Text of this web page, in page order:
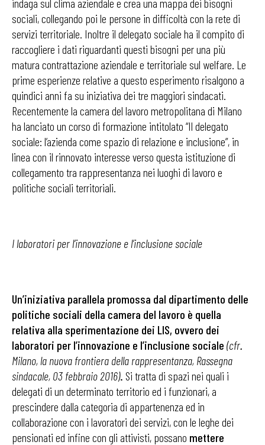
indaga sul clima aziendale e crea una mappa dei bisogni
sociali, collegando poi le persone in difficoltà con la rete di
servizi territoriale. Inoltre il delegato sociale ha il compito di
raccogliere i dati riguardanti questi bisogni per una più
matura contrattazione aziendale e territoriale sul welfare. Le
prime esperienze relative a questo esperimento risalgono a
quindici anni fa su iniziativa dei tre maggiori sindacati.
Recentemente la camera del lavoro metropolitana di Milano
ha lanciato un corso di formazione intitolato “Il delegato
sociale: l’azienda come spazio di relazione e inclusione”, in
linea con il rinnovato interesse verso questa istituzione di
collegamento tra rappresentanza nei luoghi di lavoro e
politiche sociali territoriali.
I laboratori per l’innovazione e l’inclusione sociale
Un’iniziativa parallela promossa dal dipartimento delle
politiche sociali della camera del lavoro è quella
relativa alla sperimentazione dei LIS, ovvero dei
laboratori per l’innovazione e l’inclusione sociale (cfr.
Milano, la nuova frontiera della rappresentanza, Rassegna
sindacale, 03 febbraio 2016). Si tratta di spazi nei quali i
delegati di un determinato territorio ed i funzionari, a
prescindere dalla categoria di appartenenza ed in
collaborazione con i lavoratori dei servizi, con le leghe dei
pensionati ed infine con gli attivisti, possano mettere